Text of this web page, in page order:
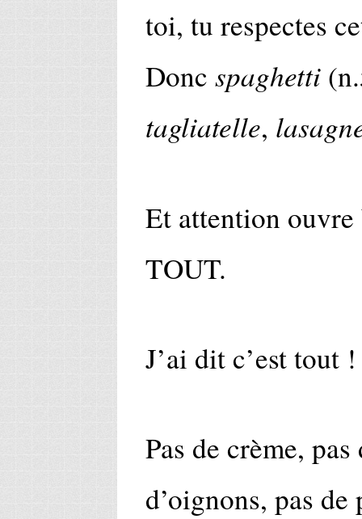
toi, tu respectes
Donc spaghetti
tagliatelle,
Et attention ouvre
TOUT.
J’ai dit c’est tout
Pas de crème,
d’oignons, pas de